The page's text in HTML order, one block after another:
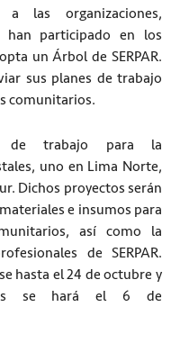
las organizaciones,
han participado en los
un Árbol de SERPAR.
sus planes de trabajo
comunitarios.
de trabajo para la
uno en Lima Norte,
Dichos proyectos serán
e insumos para
así como la
de SERPAR.
hasta el 24 de octubre y
se hará el 6 de